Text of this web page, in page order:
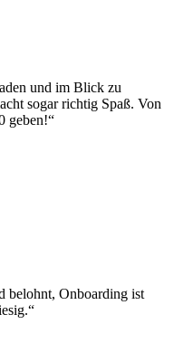
und im Blick zu
sogar richtig Spaß. Von
geben!“
belohnt, Onboarding ist